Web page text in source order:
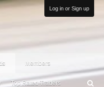
Log in or Sign up
Top Rated Traders
Members